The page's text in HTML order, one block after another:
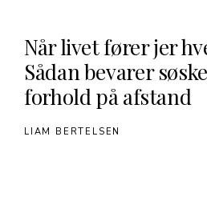
Når livet fører jer
Sådan bevarer
forhold på afstand
LIAM BERTELSEN